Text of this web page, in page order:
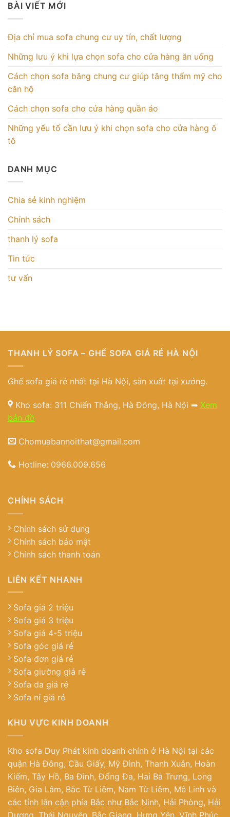
BÀI VIẾT MỚI
Địa chỉ mua sofa chung cư uy tín, chất lượng
Những lưu ý khi lựa chọn sofa cho cửa hàng ăn uống
Cách chọn sofa băng chung cư giúp tăng thẩm mỹ cho
căn hộ
Cách chọn sofa cho cửa hàng quần áo
Những yếu tố cần lưu ý khi chọn sofa cho cửa hàng ô
tô
DANH MỤC
Chia sẻ kinh nghiệm
Chính sách
thanh lý sofa
Tin tức
tư vấn
THANH LÝ SOFA – GHẾ SOFA GIÁ RẺ HÀ NỘI
Ghế sofa giá rẻ nhất tại Hà Nội, sản xuất tại xưởng.
Kho sofa: 311 Chiến Thắng, Hà Đông, Hà Nội ➡ Xem
bản đồ
Chomuabannoithat@gmail.com
Hotline: 0966.009.656
CHÍNH SÁCH
Chính sách sử dụng
Chính sách bảo mật
Chính sách thanh toán
LIÊN KẾT NHANH
Sofa giá 2 triệu
Sofa giá 3 triệu
Sofa giá 4-5 triệu
Sofa góc giá rẻ
Sofa đơn giá rẻ
Sofa giường giá rẻ
Sofa da giá rẻ
Sofa nỉ giá rẻ
KHU VỰC KINH DOANH
Kho sofa Duy Phát kinh doanh chính ở Hà Nội tại các
quận Hà Đông, Cầu Giấy, Mỹ Đình, Thanh Xuân, Hoàn
Kiếm, Tây Hồ, Ba Đình, Đống Đa, Hai Bà Trưng, Long
Biên, Gia Lâm, Bắc Từ Liêm, Nam Từ Liêm, Mê Linh và
các tỉnh lân cận phía Bắc như Bắc Ninh, Hải Phòng, Hải
Dương, Thái Nguyên, Bắc Giang, Hưng Yên, Vĩnh Phúc.